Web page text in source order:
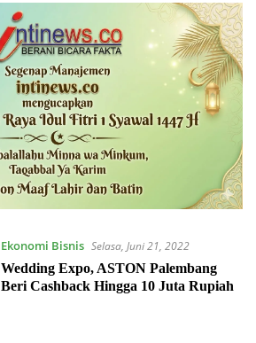
Ekonomi Bisnis Selasa, Juni 21, 2022
Wedding Expo, ASTON Palembang
Beri Cashback Hingga 10 Juta Rupiah